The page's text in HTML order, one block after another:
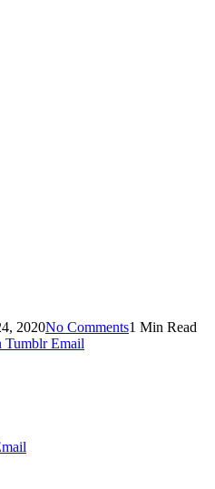
2020No Comments1 Min Read
Tumblr Email